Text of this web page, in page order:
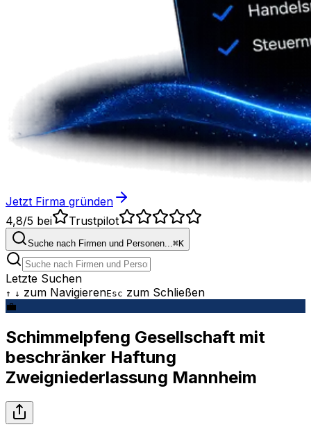
Jetzt Firma gründen
4,8/5 bei Trustpilot
Suche nach Firmen und Personen...⌘K
Letzte Suchen
↑ ↓ zum NavigierenEsc zum Schließen
💼
Schimmelpfeng Gesellschaft mit
beschränker Haftung
Zweigniederlassung Mannheim